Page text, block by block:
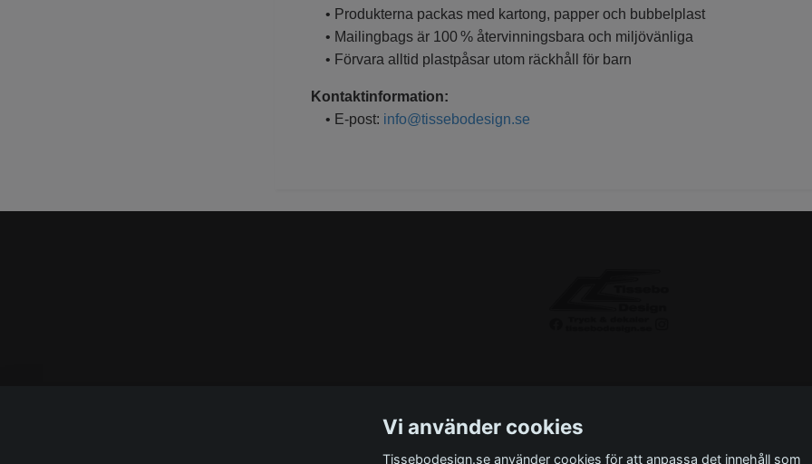
• Produkterna packas med kartong, papper och bubbelplast
• Mailingbags är 100 % återvinningsbara och miljövänliga
• Förvara alltid plastpåsar utom räckhåll för barn
Kontaktinformation:
• E-post: info@tissebodesign.se
Vi använder cookies
Tissebodesign.se använder cookies för att anpassa det innehåll som